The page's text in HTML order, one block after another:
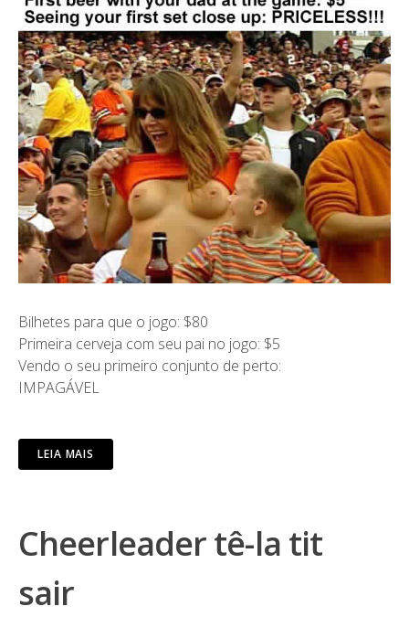
Bilhetes para que o jogo: $80
Primeira cerveja com seu pai no jogo: $5
Vendo o seu primeiro conjunto de perto:
IMPAGÁVEL
LEIA MAIS
Cheerleader tê-la tit
sair